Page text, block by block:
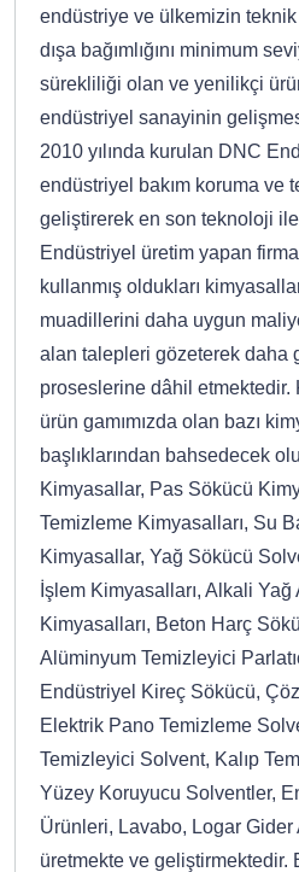
endüstriye ve ülkemizin
dışa bağımlığını minimum
sürekliliği olan ve yenilikçi
endüstriyel sanayinin
2010 yılında kurulan DNC
endüstriyel bakım koruma ve
geliştirerek en son teknoloji
Endüstriyel üretim yapan
kullanmış oldukları
muadillerini daha uygun
alan talepleri gözeterek daha
proseslerine dâhil etmektedir.
ürün gamımızda olan bazı
başlıklarından bahsedecek
Kimyasallar, Pas Sökücü
Temizleme Kimyasalları, Su
Kimyasallar, Yağ Sökücü
İşlem Kimyasalları, Alkali
Kimyasalları, Beton Harç
Alüminyum Temizleyici
Endüstriyel Kireç Sökücü,
Elektrik Pano Temizleme
Temizleyici Solvent, Kalıp
Yüzey Koruyucu Solventler,
Ürünleri, Lavabo, Logar Gider
üretmekte ve geliştirmektedir.